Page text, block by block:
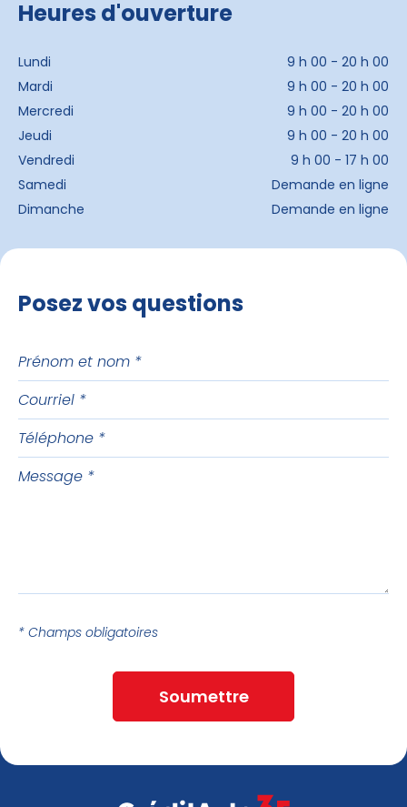
Heures d'ouverture
Lundi
9 h 00 - 20 h 00
Mardi
9 h 00 - 20 h 00
Mercredi
9 h 00 - 20 h 00
Jeudi
9 h 00 - 20 h 00
Vendredi
9 h 00 - 17 h 00
Samedi
Demande en ligne
Dimanche
Demande en ligne
Posez vos questions
Prénom
nom
Courriel
Téléphone
Message
* Champs obligatoires
Soumettre